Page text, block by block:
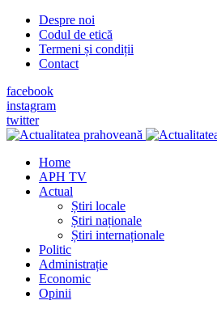
Despre noi
Codul de etică
Termeni și condiții
Contact
facebook
instagram
twitter
Home
APH TV
Actual
Știri locale
Știri naționale
Știri internaționale
Politic
Administrație
Economic
Opinii